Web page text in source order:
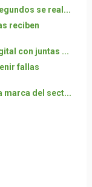
se real...
reciben
con juntas ...
fallas
marca del sect...